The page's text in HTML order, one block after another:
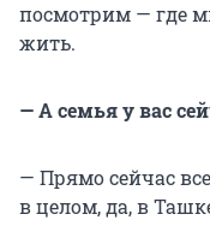
посмотрим — где
жить.
— А семья у вас
— Прямо сейчас
в целом, да, в